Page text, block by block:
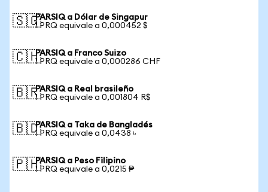
🇸🇬PARSIQ a Dólar de Singapur
1 PRQ equivale a 0,000452 $
🇨🇭PARSIQ a Franco Suizo
1 PRQ equivale a 0,000286 CHF
🇧🇷PARSIQ a Real brasileño
1 PRQ equivale a 0,001804 R$
🇧🇩PARSIQ a Taka de Bangladés
1 PRQ equivale a 0,0438 ৳
🇵🇭PARSIQ a Peso Filipino
1 PRQ equivale a 0,0215 ₱